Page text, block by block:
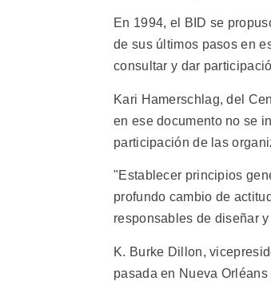
En 1994, el BID se
de sus últimos pasos en
consultar y dar
Kari Hamerschlag, del
en ese documento no se
participación de las
"Establecer principios
profundo cambio de
responsables de diseñar
K. Burke Dillon,
pasada en Nueva